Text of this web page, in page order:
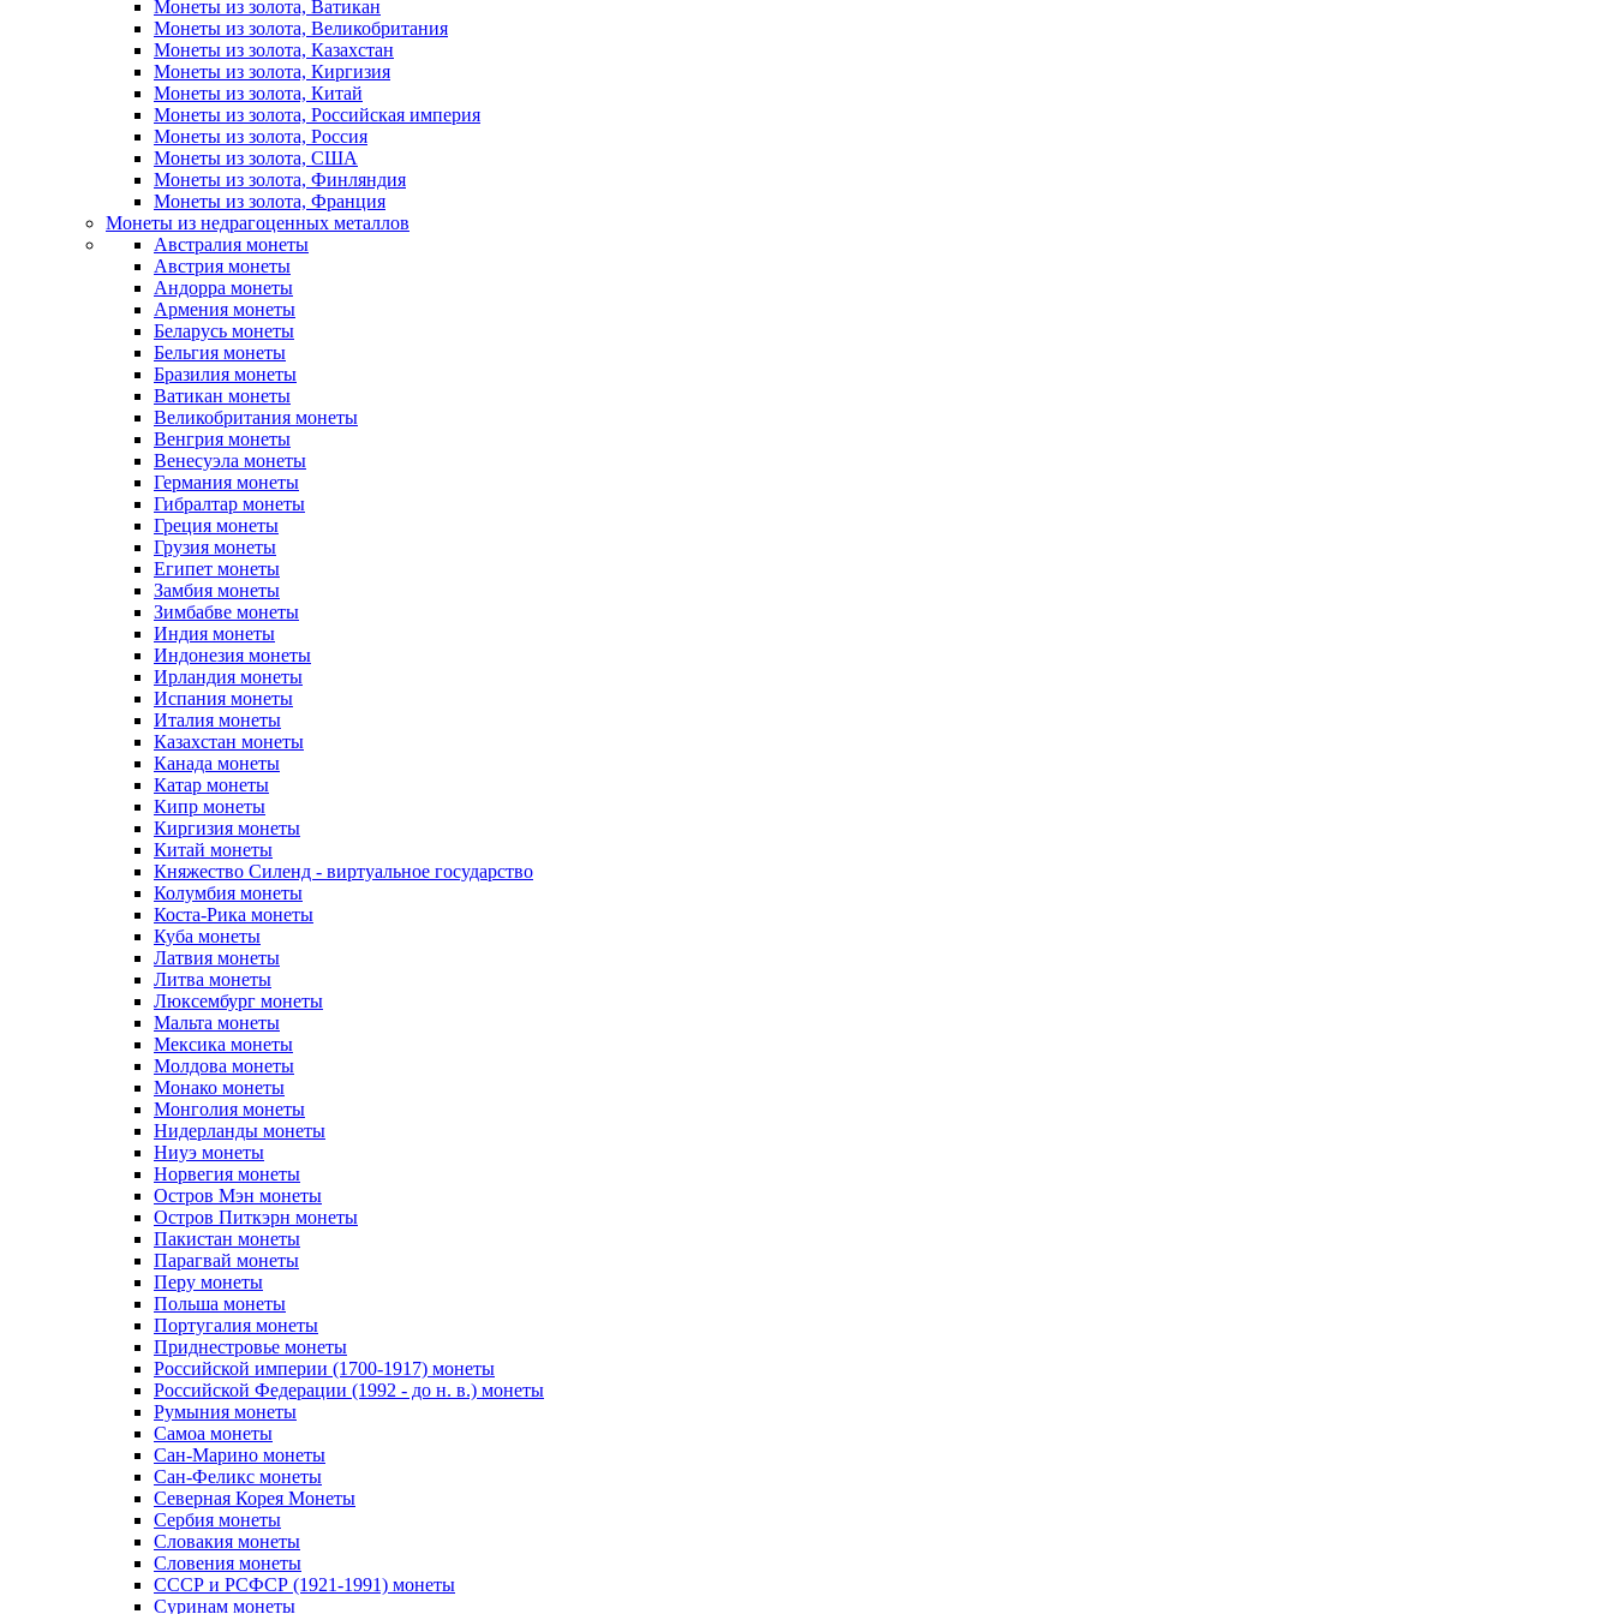
Монеты из золота, Ватикан
Монеты из золота, Великобритания
Монеты из золота, Казахстан
Монеты из золота, Киргизия
Монеты из золота, Китай
Монеты из золота, Российская империя
Монеты из золота, Россия
Монеты из золота, США
Монеты из золота, Финляндия
Монеты из золота, Франция
Монеты из недрагоценных металлов
Австралия монеты
Австрия монеты
Андорра монеты
Армения монеты
Беларусь монеты
Бельгия монеты
Бразилия монеты
Ватикан монеты
Великобритания монеты
Венгрия монеты
Венесуэла монеты
Германия монеты
Гибралтар монеты
Греция монеты
Грузия монеты
Египет монеты
Замбия монеты
Зимбабве монеты
Индия монеты
Индонезия монеты
Ирландия монеты
Испания монеты
Италия монеты
Казахстан монеты
Канада монеты
Катар монеты
Кипр монеты
Киргизия монеты
Китай монеты
Княжество Силенд - виртуальное государство
Колумбия монеты
Коста-Рика монеты
Куба монеты
Латвия монеты
Литва монеты
Люксембург монеты
Мальта монеты
Мексика монеты
Молдова монеты
Монако монеты
Монголия монеты
Нидерланды монеты
Ниуэ монеты
Норвегия монеты
Остров Мэн монеты
Остров Питкэрн монеты
Пакистан монеты
Парагвай монеты
Перу монеты
Польша монеты
Португалия монеты
Приднестровье монеты
Российской империи (1700-1917) монеты
Российской Федерации (1992 - до н. в.) монеты
Румыния монеты
Самоа монеты
Сан-Марино монеты
Сан-Феликс монеты
Северная Корея Монеты
Сербия монеты
Словакия монеты
Словения монеты
СССР и РСФСР (1921-1991) монеты
Суринам монеты